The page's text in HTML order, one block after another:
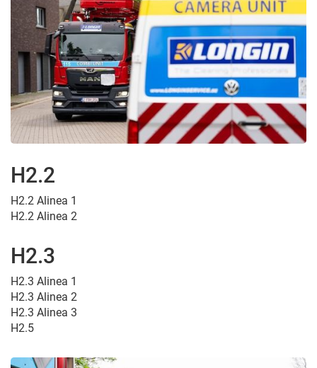
H2.2
H2.2 Alinea 1
H2.2 Alinea 2
H2.3
H2.3 Alinea 1
H2.3 Alinea 2
H2.3 Alinea 3
H2.5